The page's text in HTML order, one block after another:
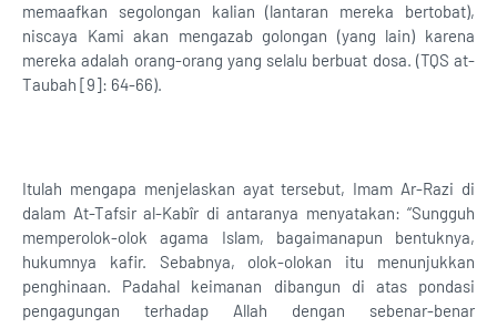
memaafkan segolongan kalian (lantaran mereka bertobat),
niscaya Kami akan mengazab golongan (yang lain) karena
mereka adalah orang-orang yang selalu berbuat dosa. (TQS at-
Taubah [9]: 64-66).
Itulah mengapa menjelaskan ayat tersebut, Imam Ar-Razi di
dalam At-Tafsir al-Kabîr di antaranya menyatakan: “Sungguh
memperolok-olok agama Islam, bagaimanapun bentuknya,
hukumnya kafir. Sebabnya, olok-olokan itu menunjukkan
penghinaan. Padahal keimanan dibangun di atas pondasi
pengagungan terhadap Allah dengan sebenar-benar